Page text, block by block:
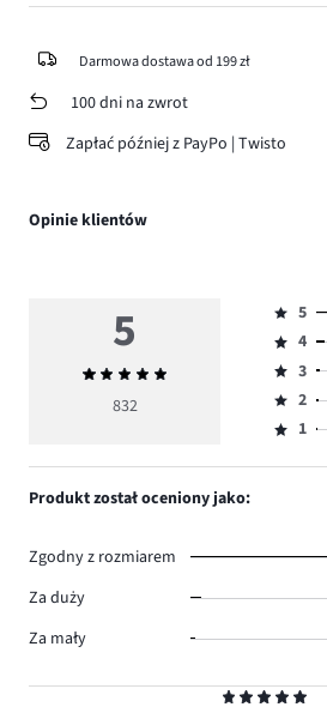
Darmowa dostawa od 199 zł
100 dni na zwrot
Zapłać później z PayPo | Twisto
Opinie klientów
5
Średnia
ocena
832
Ocena
5,
ilość
głosów
725.
5
Ocena
4,
ilość
głosów
4
Ocena
3,
ilość
3
Ocena
2,
2
Ocena
1,
1
Produkt został oceniony jako:
Zgodny z rozmiarem
Za duży
Za mały